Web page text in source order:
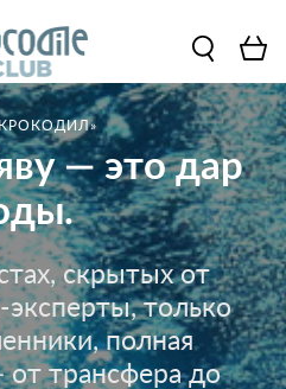
— это дар
скрытых от
эксперты, только
полная
от трансфера до